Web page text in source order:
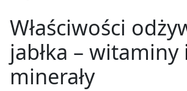
Właściwości
jabłka – witaminy i
minerały